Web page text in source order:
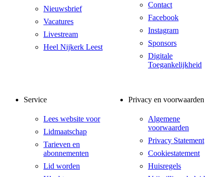
Nieuwsbrief
Vacatures
Livestream
Heel Nijkerk Leest
Contact
Facebook
Instagram
Sponsors
Digitale
Toegankelijkheid
Service
Lees website voor
Lidmaatschap
Tarieven en
abonnementen
Lid worden
Privacy en voorwaarden
Algemene
voorwaarden
Privacy Statement
Cookiestatement
Huisregels